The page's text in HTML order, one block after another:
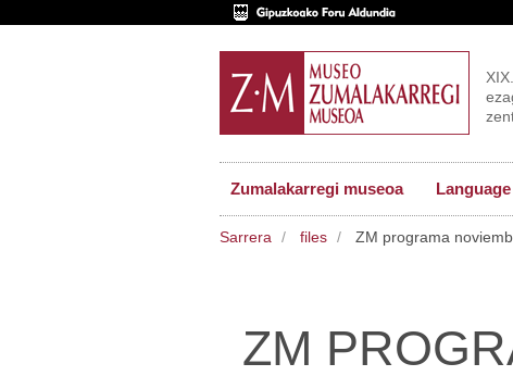
Zumalakarregi museoa
Sarrera files ZM programa
ZM